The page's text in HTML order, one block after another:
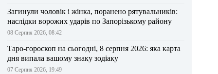
Загинули чоловік і жінка, поранено рятувальників:
наслідки ворожих ударів по Запорізькому району
08 Серпня 2026, 08:42
Таро-гороскоп на сьогодні, 8 серпня 2026: яка карта
дня випала вашому знаку зодіаку
07 Серпня 2026, 19:49